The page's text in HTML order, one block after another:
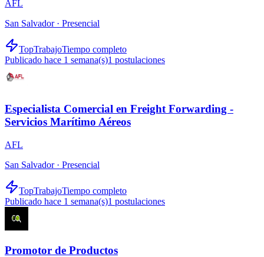
AFL
San Salvador · Presencial
TopTrabajoTiempo completo
Publicado hace 1 semana(s)1 postulaciones
Especialista Comercial en Freight Forwarding -
Servicios Marítimo Aéreos
AFL
San Salvador · Presencial
TopTrabajoTiempo completo
Publicado hace 1 semana(s)1 postulaciones
Promotor de Productos